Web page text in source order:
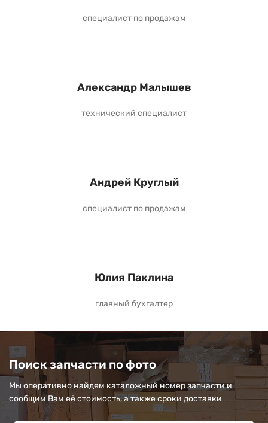
специалист по продажам
Александр Малышев
технический специалист
Андрей Круглый
специалист по продажам
Юлия Паклина
главный бухгалтер
Поиск запчасти по фото
Мы оперативно найдем каталожный номер запчасти и
сообщим Вам её стоимость, а также сроки доставки